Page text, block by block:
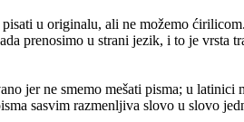
u originalu, ali ne možemo
prenosimo u strani jezik, i to je vrsta
jer ne smemo mešati pisma; u
sasvim razmenljiva slovo u slovo